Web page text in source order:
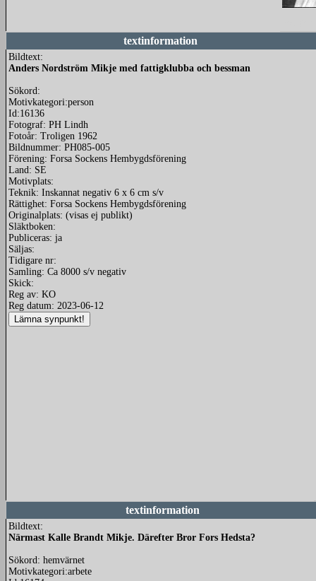
textinformation
Bildtext:
Anders Nordström Mikje med fattigklubba och bessman
Sökord:
Motivkategori:person
Id:16136
Fotograf: PH Lindh
Fotoår: Troligen 1962
Bildnummer: PH085-005
Förening: Forsa Sockens Hembygdsförening
Land: SE
Motivplats:
Teknik: Inskannat negativ 6 x 6 cm s/v
Rättighet: Forsa Sockens Hembygdsförening
Originalplats: (visas ej publikt)
Släktboken:
Publiceras: ja
Säljas:
Tidigare nr:
Samling: Ca 8000 s/v negativ
Skick:
Reg av: KO
Reg datum: 2023-06-12
textinformation
Bildtext:
Närmast Kalle Brandt Mikje. Därefter Bror Fors Hedsta?
Sökord: hemvärnet
Motivkategori:arbete